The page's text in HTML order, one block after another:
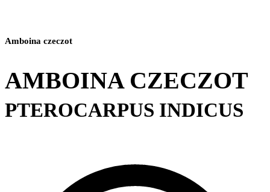
Amboina czeczot
AMBOINA CZECZOT
PTEROCARPUS INDICUS